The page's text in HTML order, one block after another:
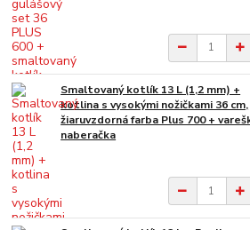
Smaltovaný kotlík 13 L (1,2 mm) +
kotlina s vysokými nožičkami 36 cm,
žiaruvzdorná farba Plus 700 +
naberačka